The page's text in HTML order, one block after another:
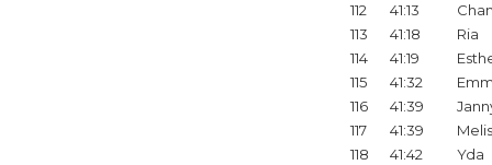
112
41:13
113
41:18
Ria
114
41:19
115
41:32
116
41:39
117
41:39
118
41:42
Yda